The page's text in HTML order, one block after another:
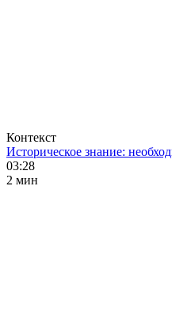
Контекст
Историческое знание:
03:28
2 мин